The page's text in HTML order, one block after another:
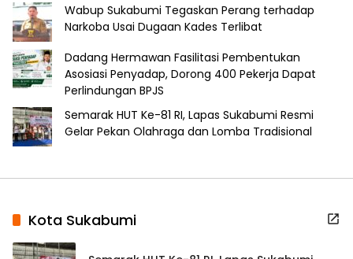
Wabup Sukabumi Tegaskan Perang terhadap
Narkoba Usai Dugaan Kades Terlibat
Dadang Hermawan Fasilitasi Pembentukan
Asosiasi Penyadap, Dorong 400 Pekerja Dapat
Perlindungan BPJS
Semarak HUT Ke-81 RI, Lapas Sukabumi Resmi
Gelar Pekan Olahraga dan Lomba Tradisional
Kota Sukabumi